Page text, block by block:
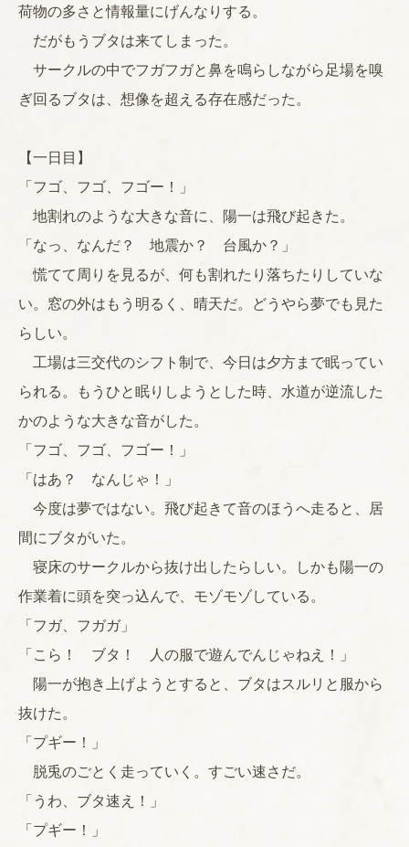
荷物の多さと情報量にげんなりする。
だがもうブタは来てしまった。
サークルの中でフガフガと鼻を鳴らしながら足場を嗅
ぎ回るブタは、想像を超える存在感だった。
【一日目】
「フゴ、フゴ、フゴー！」
地割れのような大きな音に、陽一は飛び起きた。
「なっ、なんだ？ 地震か？ 台風か？」
慌てて周りを見るが、何も割れたり落ちたりしていな
い。窓の外はもう明るく、晴天だ。どうやら夢でも見た
らしい。
工場は三交代のシフト制で、今日は夕方まで眠ってい
られる。もうひと眠りしようとした時、水道が逆流した
かのような大きな音がした。
「フゴ、フゴ、フゴー！」
「はあ？ なんじゃ！」
今度は夢ではない。飛び起きて音のほうへ走ると、居
間にブタがいた。
寝床のサークルから抜け出したらしい。しかも陽一の
作業着に頭を突っ込んで、モゾモゾしている。
「フガ、フガガ」
「こら！ ブタ！ 人の服で遊んでんじゃねえ！」
陽一が抱き上げようとすると、ブタはスルリと服から
抜けた。
「プギー！」
脱兎のごとく走っていく。すごい速さだ。
「うわ、ブタ速え！」
「プギー！」